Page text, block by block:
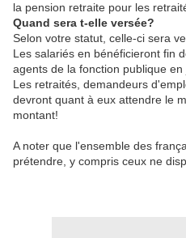
la pension retraite pour les
Quand sera t-elle versée?
Selon votre statut, celle-ci sera
Les salariés en bénéficieront fin
agents de la fonction publique en
Les retraités, demandeurs
devront quant à eux attendre le
montant!
A noter que l'ensemble des
prétendre, y compris ceux ne